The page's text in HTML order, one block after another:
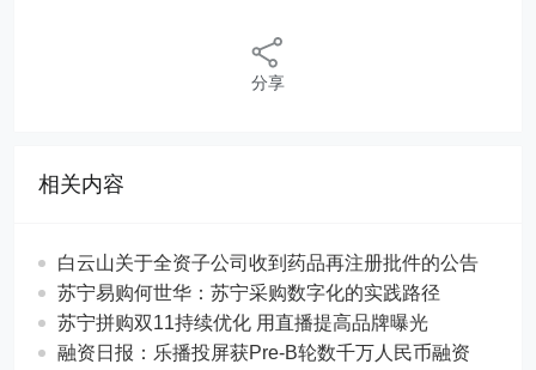
分享
相关内容
白云山关于全资子公司收到药品再注册批件的公告
苏宁易购何世华：苏宁采购数字化的实践路径
苏宁拼购双11持续优化 用直播提高品牌曝光
融资日报：乐播投屏获Pre-B轮数千万人民币融资